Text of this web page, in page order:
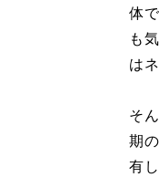
体
も
は
そ
期
有